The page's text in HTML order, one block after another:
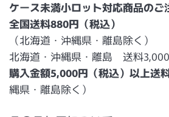
ケース未満小ロット対応商品のご
全国送料880円（税込）
（北海道・沖縄県・離島除く）
北海道・沖縄県・離島 送料
購入金額5,000円（税込）以上送
縄県・離島除く）